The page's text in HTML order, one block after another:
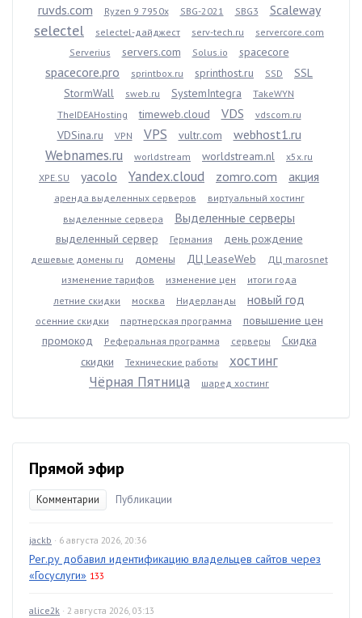
ruvds.com Ryzen 9 7950x SBG-2021 SBG3 Scaleway
selectel selectel-дайджест serv-tech.ru
servercore.com
Serverius
servers.com Solus.io spacecore
spacecore.pro sprintbox.ru sprinthost.ru SSD
SSL
StormWall
sweb.ru SystemIntegra
TakeWYN
TheIDEAHosting
timeweb.cloud VDS vdscom.ru
VDSina.ru VPN VPS vultr.com webhost1.ru
Webnames.ru worldstream worldstream.nl
x5x.ru
XPE.SU
yacolo Yandex.cloud zomro.com акция
аренда выделенных серверов
виртуальный хостинг
выделенные сервера
Выделенные серверы
выделенный сервер Германия день рождение
дешевые домены ru домены ДЦ LeaseWeb
ДЦ marosnet
изменение тарифов
изменение цен
итоги года
летние скидки
москва Нидерланды новый год
осенние скидки партнерская программа
повышение цен
промокод
Реферальная программа серверы
Скидка
скидки
Технические работы
хостинг
Чёрная Пятница
шаред хостинг
Прямой эфир
Комментарии Публикации
jackb · 6 августа 2026, 20:36
Рег.ру добавил идентификацию владельцев сайтов через
«Госуслуги» 133
alice2k · 2 августа 2026, 03:13